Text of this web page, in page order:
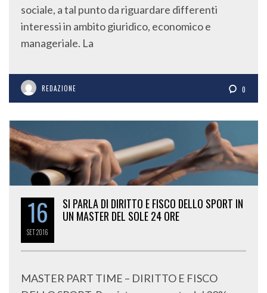
sociale, a tal punto da riguardare differenti
interessi in ambito giuridico, economico e
manageriale. La
REDAZIONE 0
16
SET2016
SI PARLA DI DIRITTO E FISCO DELLO SPORT IN
UN MASTER DEL SOLE 24 ORE
MASTER PART TIME – DIRITTO E FISCO